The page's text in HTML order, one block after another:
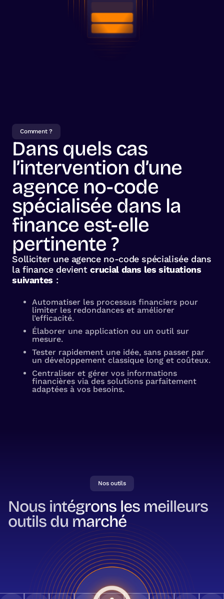
Comment ?
Dans quels cas
l’intervention d’une
agence no-code
spécialisée dans la
finance est-elle
pertinente ?
Solliciter une agence no-code spécialisée dans
la finance devientcrucial dans les situations
suivantes :
Automatiser les processus financiers pour
limiter les redondances et améliorer
l’efficacité.
Élaborer une application ou un outil sur
mesure.
Tester rapidement une idée, sans passer par
un développement classique long et coûteux.
Centraliser et gérer vos informations
financières via des solutions parfaitement
adaptées à vos besoins.
Nos outils
Nous intégrons les meilleurs
outils du marché